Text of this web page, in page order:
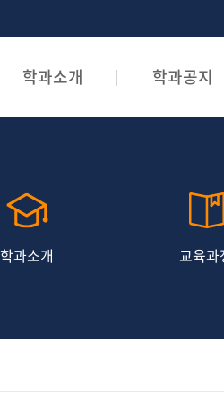
학과소개 학과공지
학과소개 교육과